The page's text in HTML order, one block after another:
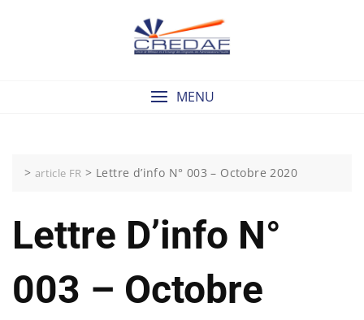
MENU
> article FR > Lettre d’info N° 003 – Octobre 2020
Lettre D’info N°
003 – Octobre